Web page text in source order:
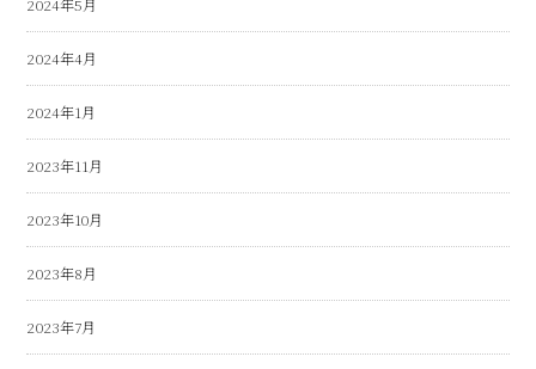
2024年4月
2024年1月
2023年11月
2023年10月
2023年8月
2023年7月